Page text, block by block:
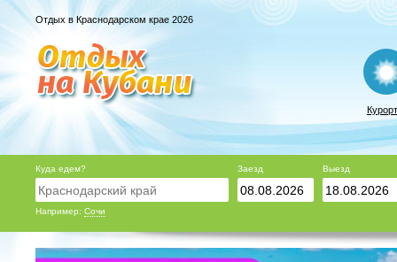
Отдых в Краснодарском крае 2026
Куда едем?
Например: Сочи
Заезд Выезд